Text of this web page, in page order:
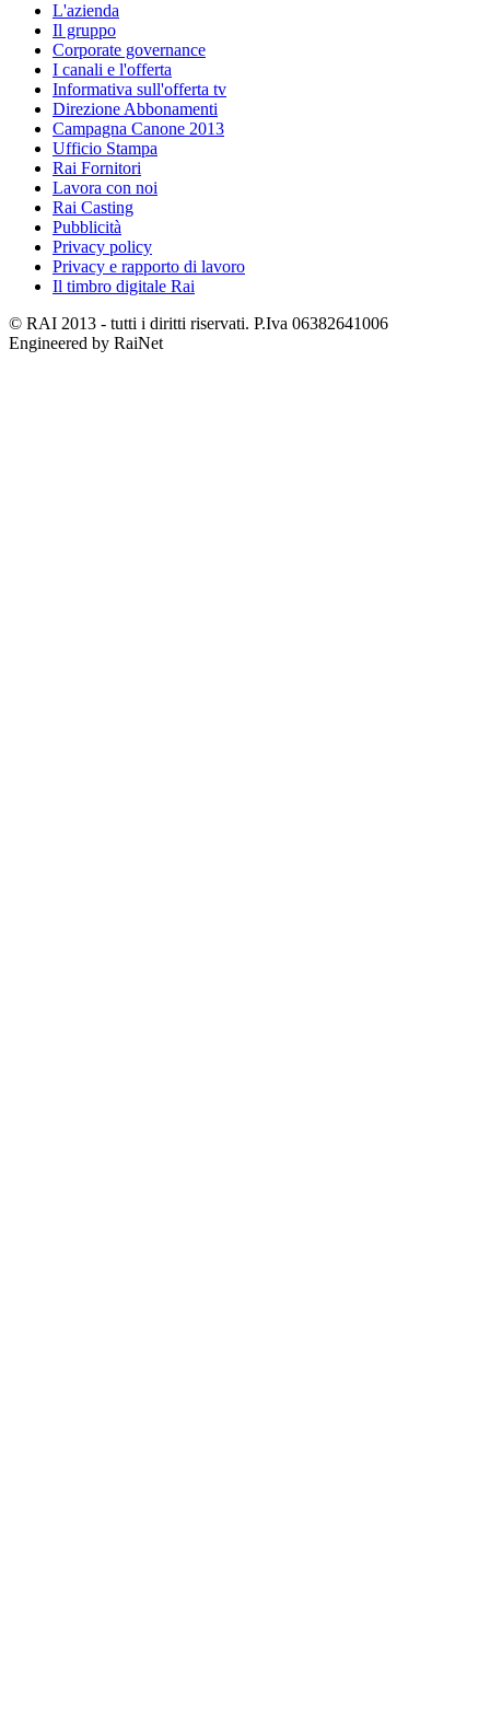
L'azienda
Il gruppo
Corporate governance
I canali e l'offerta
Informativa sull'offerta tv
Direzione Abbonamenti
Campagna Canone 2013
Ufficio Stampa
Rai Fornitori
Lavora con noi
Rai Casting
Pubblicità
Privacy policy
Privacy e rapporto di lavoro
Il timbro digitale Rai
© RAI 2013 - tutti i diritti riservati. P.Iva 06382641006
Engineered by RaiNet